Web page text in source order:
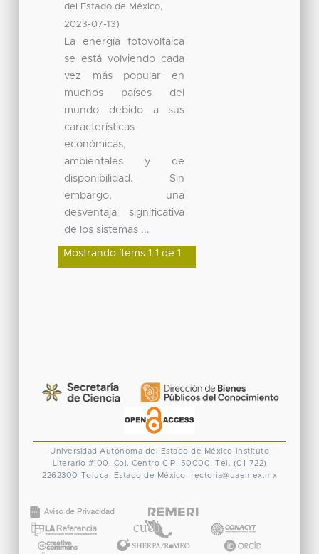
del Estado de México,
2023-07-13)
La energía fotovoltaica
se está volviendo cada
vez más popular en
muchos países del
mundo debido a sus
características
económicas,
ambientales y de
disponibilidad. Sin
embargo, una
desventaja significativa
de los sistemas ...
Mostrando ítems 1-1 de 1
Universidad Autónoma del Estado de México
Instituto
Literario #100. Col. Centro C.P. 50000. Tel. (01-722)
2262300 Toluca, Estado de México. rectoria@uaemex.mx